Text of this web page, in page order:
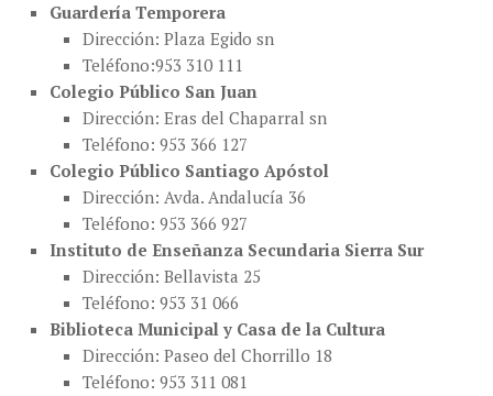
Guardería Temporera
Dirección: Plaza Egido sn
Teléfono:953 310 111
Colegio Público San Juan
Dirección: Eras del Chaparral sn
Teléfono: 953 366 127
Colegio Público Santiago Apóstol
Dirección: Avda. Andalucía 36
Teléfono: 953 366 927
Instituto de Enseñanza Secundaria Sierra Sur
Dirección: Bellavista 25
Teléfono: 953 31 066
Biblioteca Municipal y Casa de la Cultura
Dirección: Paseo del Chorrillo 18
Teléfono: 953 311 081